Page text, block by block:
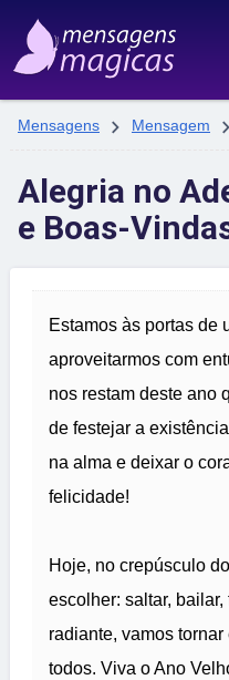
Mensagens  Mensagem 
Alegria no
e Boas-
Estamos às portas de
aproveitarmos com
nos restam deste ano
de festejar a
na alma e deixar o
felicidade!
Hoje, no crepúsculo
escolher: saltar,
radiante, vamos
todos. Viva o Ano